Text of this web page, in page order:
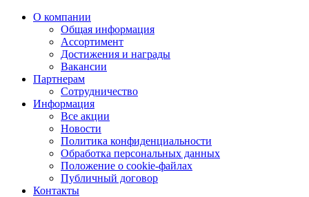
О компании
Общая информация
Ассортимент
Достижения и награды
Вакансии
Партнерам
Сотрудничество
Информация
Все акции
Новости
Политика конфиденциальности
Обработка персональных данных
Положение о cookie-файлах
Публичный договор
Контакты